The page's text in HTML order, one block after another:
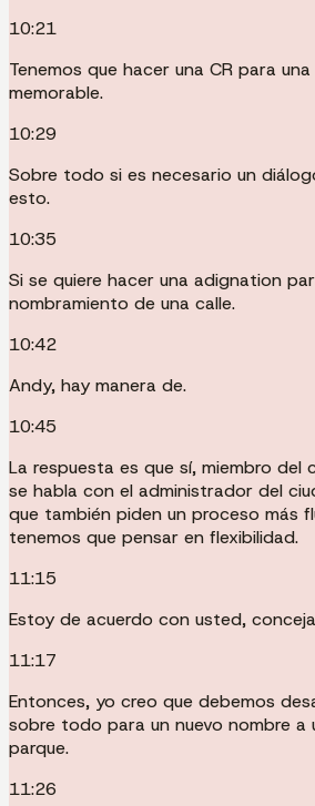
10:21
Tenemos que hacer una CR para
memorable.
10:29
Sobre todo si es necesario un
esto.
10:35
Si se quiere hacer una adignation
nombramiento de una calle.
10:42
Andy, hay manera de.
10:45
La respuesta es que sí, miembro del
se habla con el administrador del
que también piden un proceso más
tenemos que pensar en flexibilidad.
11:15
Estoy de acuerdo con usted,
11:17
Entonces, yo creo que debemos
sobre todo para un nuevo nombre a
parque.
11:26